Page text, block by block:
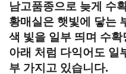
남고품종으로 늦게 수
황매실은 햇빛에 닿는
색 빛을 일부 띄며 수확
아래 처럼 다익어도 일
부 가지고 있습니다.